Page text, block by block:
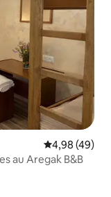
Évaluation
4,98 (49)
au Aregak B&B